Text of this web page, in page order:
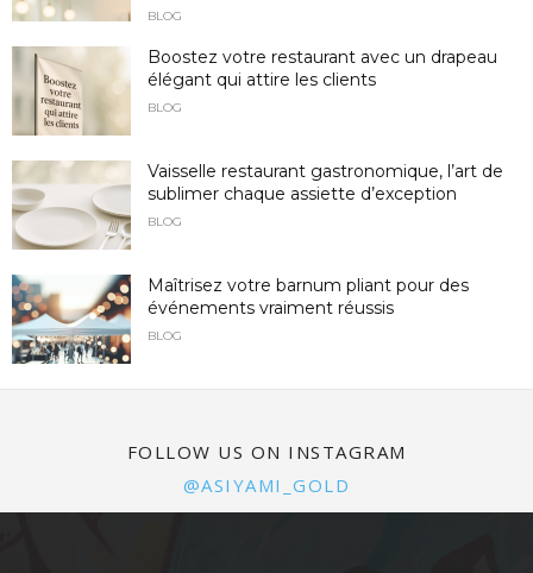
BLOG
Boostez votre restaurant avec un drapeau
élégant qui attire les clients
BLOG
Vaisselle restaurant gastronomique, l’art de
sublimer chaque assiette d’exception
BLOG
Maîtrisez votre barnum pliant pour des
événements vraiment réussis
BLOG
FOLLOW US ON INSTAGRAM
@ASIYAMI_GOLD